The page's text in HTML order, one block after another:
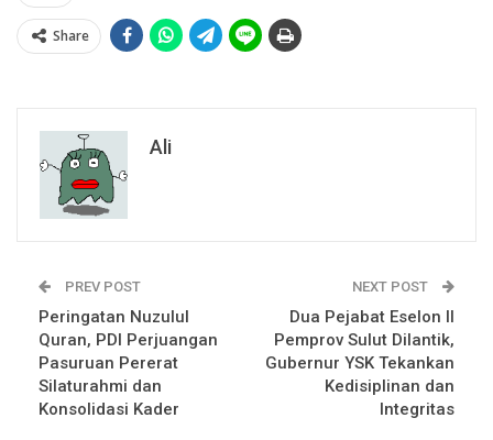
Share
Ali
PREV POST
Peringatan Nuzulul
Quran, PDI Perjuangan
Pasuruan Pererat
Silaturahmi dan
Konsolidasi Kader
NEXT POST
Dua Pejabat Eselon II
Pemprov Sulut Dilantik,
Gubernur YSK Tekankan
Kedisiplinan dan
Integritas